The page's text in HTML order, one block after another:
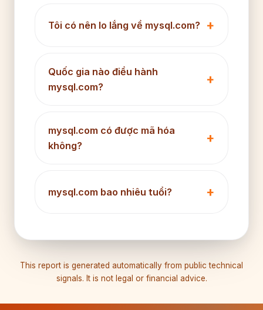
Tôi có nên lo lắng về mysql.com?
Quốc gia nào điều hành
mysql.com?
mysql.com có được mã hóa
không?
mysql.com bao nhiêu tuổi?
This report is generated automatically from public technical
signals. It is not legal or financial advice.